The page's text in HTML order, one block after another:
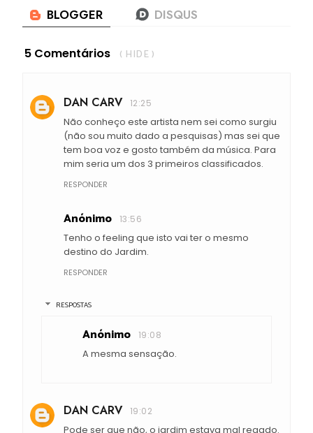
5 Comentários ( HIDE )
DAN CARV 12:25
Não conheço este artista nem sei como surgiu
(não sou muito dado a pesquisas) mas sei que
tem boa voz e gosto também da música. Para
mim seria um dos 3 primeiros classificados.
RESPONDER
Anónimo 13:56
Tenho o feeling que isto vai ter o mesmo
destino do Jardim.
RESPONDER
RESPOSTAS
Anónimo 19:08
A mesma sensação.
DAN CARV 19:02
Pode ser que não, o jardim estava mal regado.